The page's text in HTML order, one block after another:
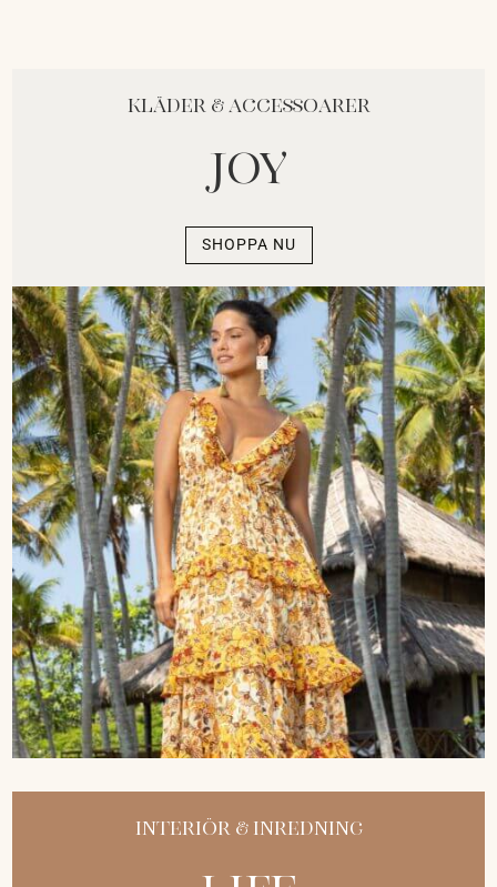
Kläder & Accessoarer
Joy
SHOPPA NU
Interiör & Inredning